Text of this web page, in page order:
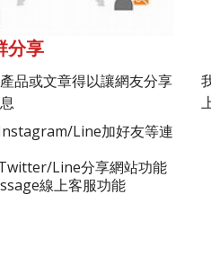
分享
品或文章得以讓網友分享
Line加好友等連
Line分享網站功能
線上客服功能